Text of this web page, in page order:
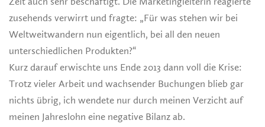
zusehends verwirrt und fragte: „Für was stehen wir bei
Weltweitwandern nun eigentlich, bei all den neuen
unterschiedlichen Produkten?“
Kurz darauf erwischte uns Ende 2013 dann voll die Krise:
Trotz vieler Arbeit und wachsender Buchungen blieb gar
nichts übrig, ich wendete nur durch meinen Verzicht auf
meinen Jahreslohn eine negative Bilanz ab.